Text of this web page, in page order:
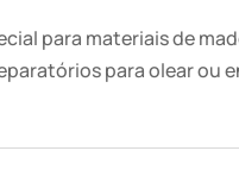
para materiais de
para olear ou